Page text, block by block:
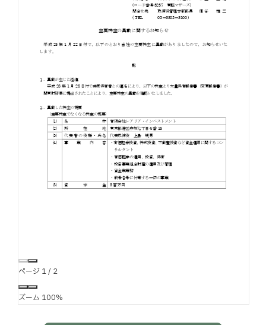
お問い合わせ
サイトマップ勧誘方針IRポリシー
ページ 1/ 2
ズーム 100%